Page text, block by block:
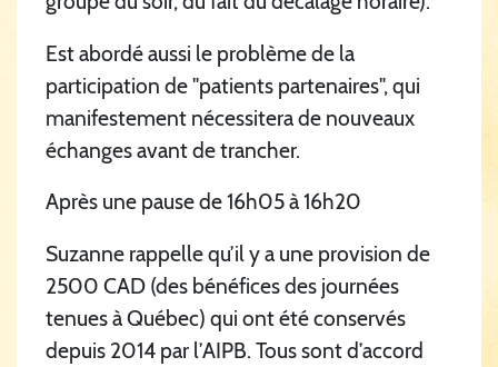
Est abordé aussi le problème de la
participation de "patients partenaires", qui
manifestement nécessitera de nouveaux
échanges avant de trancher.
Après une pause de 16h05 à 16h20
Suzanne rappelle qu’il y a une provision de
2500 CAD (des bénéfices des journées
tenues à Québec) qui ont été conservés
depuis 2014 par l’AIPB. Tous sont d’accord